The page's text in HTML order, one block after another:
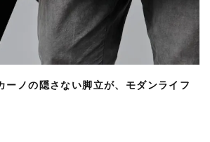
ーノの隠さない脚立が、モダンライフ